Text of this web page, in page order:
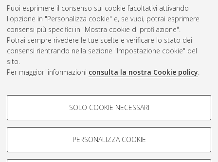
Puoi esprimere il consenso sui cookie facoltativi attivando
l'opzione in "Personalizza cookie" e, se vuoi, potrai esprimere
consensi più specifici in "Mostra cookie di profilazione".
Potrai sempre rivedere le tue scelte e verificare lo stato dei
consensi rientrando nella sezione "Impostazione cookie" del
sito.
Per maggiori informazioni consulta la nostra Cookie policy.
COOKIE DI PROFILAZIONE -
Si tratta di cookie utilizzati per analizzare le caratteristiche della
navigazione degli utenti, creare profili in base al loro comportamento
Mostra cookie di profilazione
SOLO COOKIE NECESSARI
PERSONALIZZA COOKIE
Atom
Rss 1.0
Rss 2.0
AMS Laurea
Impostazioni Cookie
Informativa sulla privacy
Condizioni d’uso del sito